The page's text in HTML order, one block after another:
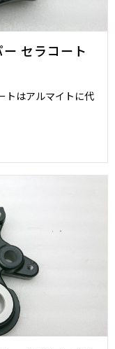
セラコート
トはアルマイトに代